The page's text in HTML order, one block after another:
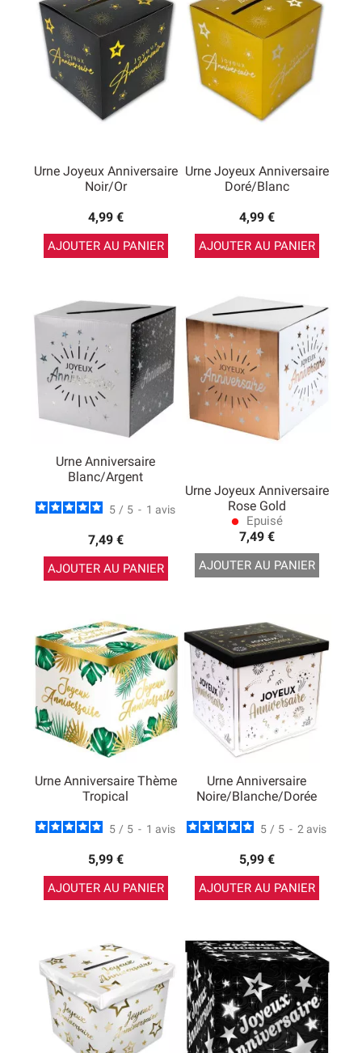
d’anniversaire , vous trouverez de nombreux modèles et
un grand choix de couleurs.
Urne Joyeux Anniversaire
Noir/or
4,99 €
AJOUTER AU PANIER
Urne Joyeux Anniversaire
Doré/blanc
4,99 €
AJOUTER AU PANIER
Urne Anniversaire
Blanc/Argent
5 / 5 - 1 avis
7,49 €
AJOUTER AU PANIER
Urne Joyeux Anniversaire
Rose Gold
lens Epuisé
7,49 €
AJOUTER AU PANIER
Urne Anniversaire Thème
Tropical
5 / 5 - 1 avis
5,99 €
AJOUTER AU PANIER
Urne Anniversaire
Noire/Blanche/Dorée
5 / 5 - 2 avis
5,99 €
AJOUTER AU PANIER